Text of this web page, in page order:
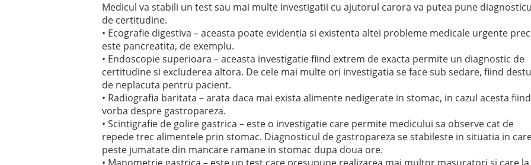
Medicul va stabili un test sau mai multe investigatii cu ajutorul carora va putea pune
de certitudine.
• Ecografie digestiva – aceasta poate evidentia si existenta altei probleme medicale urgente
este pancreatita, de exemplu.
• Endoscopie superioara – aceasta investigatie fiind extrem de exacta permite un diagnostic de
certitudine si excluderea altora. De cele mai multe ori investigatia se face sub sedare, fiind
de neplacuta pentru pacient.
• Radiografia baritata – arata daca mai exista alimente nedigerate in stomac, in cazul acesta fiind
vorba despre gastropareza.
• Scintigrafie de golire gastrica – este o investigatie care permite medicului sa observe cat de
repede trec alimentele prin stomac. Diagnosticul de gastropareza se stabileste in situatia in
peste jumatate din mancare ramane in stomac dupa doua ore.